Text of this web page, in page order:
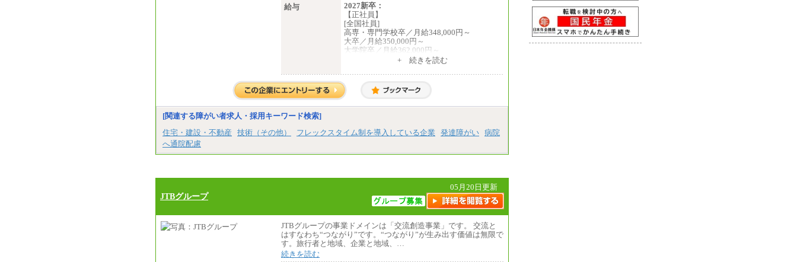
給与
2027新卒：
【正社員】
[全国社員]
高専・専門学校卒／月給348,000円～
大卒／月給350,000円～
大学院卒／月給362,000円～
[地域社員]月給295,000円～
【正社員】
[全国社員]月給348,000円～
[地域社員]月給295,000円～
+ 続きを読む
[関連する障がい者求人・採用キーワード検索]
住宅・建設・不動産
技術（その他） フレックスタイム制を導入している企業 発達障がい 病院
へ通院配慮
JTBグループ
05月20日更新
JTBグループの事業ドメインは「交流創造事業」です。 交流と
はすなわち“つながり”です。“つながり”が生み出す価値は無限で
す。旅行者と地域、企業と地域、…
続きを読む